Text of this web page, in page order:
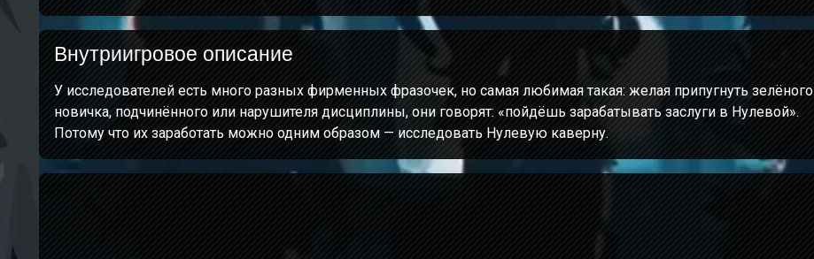
Внутриигровое описание
У исследователей есть много разных фирменных фразочек, но самая любимая такая: желая припугнуть зелёного
новичка, подчинённого или нарушителя дисциплины, они говорят: «пойдёшь зарабатывать заслуги в Нулевой».
Потому что их заработать можно одним образом — исследовать Нулевую каверну.